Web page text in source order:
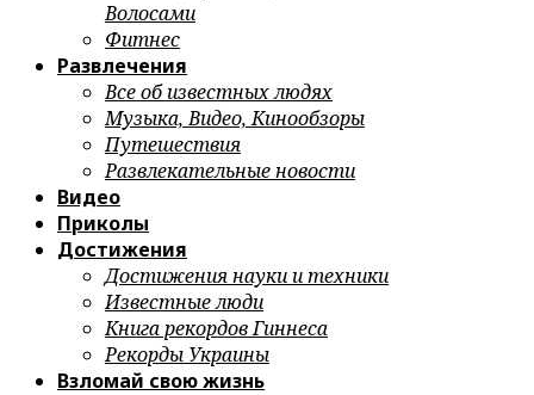
Волосами
Фитнес
Развлечения
Все об известных людях
Музыка, Видео, Кинообзоры
Путешествия
Развлекательные новости
Видео
Приколы
Достижения
Достижения науки и техники
Известные люди
Книга рекордов Гиннеса
Рекорды Украины
Взломай свою жизнь